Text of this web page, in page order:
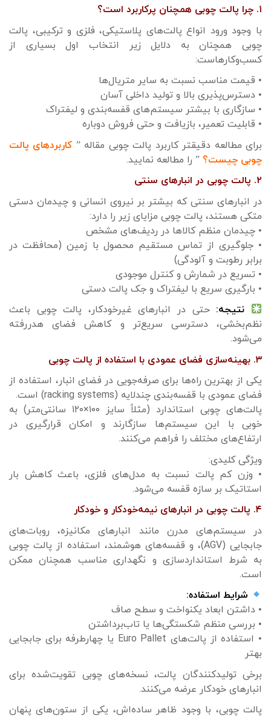
۱. چرا پالت چوبی همچنان پرکاربرد است؟
با وجود ورود انواع پالت‌های پلاستیکی، فلزی و ترکیبی، پالت
چوبی همچنان به دلایل زیر انتخاب اول بسیاری از
کسب‌وکارهاست:
• قیمت مناسب نسبت به سایر متریال‌ها
• دسترس‌پذیری بالا و تولید داخلی آسان
• سازگاری با بیشتر سیستم‌های قفسه‌بندی و لیفتراک
• قابلیت تعمیر، بازیافت و حتی فروش دوباره
برای مطالعه دقیقتر کاربرد پالت چوبی مقاله ” کاربردهای پالت
چوبی چیست؟ ” را مطالعه نمایید.
۲. پالت چوبی در انبارهای سنتی
در انبارهای سنتی که بیشتر بر نیروی انسانی و چیدمان دستی
متکی هستند، پالت چوبی مزایای زیر را دارد:
• چیدمان منظم کالاها در ردیف‌های مشخص
• جلوگیری از تماس مستقیم محصول با زمین (محافظت در
برابر رطوبت و آلودگی)
• تسریع در شمارش و کنترل موجودی
• بارگیری سریع با لیفتراک و جک پالت دستی
نتیجه: حتی در انبارهای غیرخودکار، پالت چوبی باعث
نظم‌بخشی، دسترسی سریع‌تر و کاهش فضای هدررفته
می‌شود.
۳. بهینه‌سازی فضای عمودی با استفاده از پالت چوبی
یکی از بهترین راه‌ها برای صرفه‌جویی در فضای انبار، استفاده از
فضای عمودی با قفسه‌بندی چندلایه (racking systems) است.
پالت‌های چوبی استاندارد (مثلاً سایز ۱۰۰×۱۲۰ سانتی‌متر) به
خوبی با این سیستم‌ها سازگارند و امکان قرارگیری در
ارتفاع‌های مختلف را فراهم می‌کنند.
ویژگی کلیدی:
• وزن کم پالت نسبت به مدل‌های فلزی، باعث کاهش بار
استاتیک بر سازه قفسه می‌شود.
۴. پالت چوبی در انبارهای نیمه‌خودکار و خودکار
در سیستم‌های مدرن مانند انبارهای مکانیزه، روبات‌های
جابجایی (AGV)، و قفسه‌های هوشمند، استفاده از پالت چوبی
به شرط استانداردسازی و نگهداری مناسب همچنان ممکن
است.
شرایط استفاده:
• داشتن ابعاد یکنواخت و سطح صاف
• بررسی منظم شکستگی‌ها یا تاب‌برداشتن
• استفاده از پالت‌های Euro Pallet یا چهارطرفه برای جابجایی
بهتر
برخی تولیدکنندگان پالت، نسخه‌های چوبی تقویت‌شده برای
انبارهای خودکار عرضه می‌کنند.
پالت چوبی، با وجود ظاهر ساده‌اش، یکی از ستون‌های پنهان